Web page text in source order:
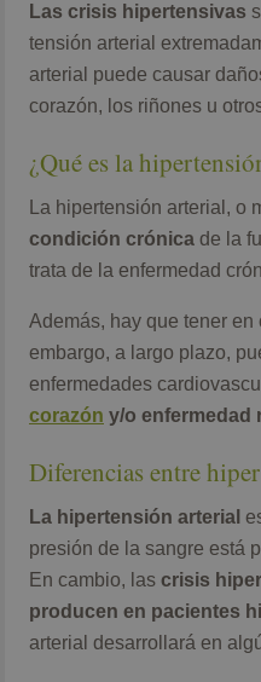
Las crisis hipertensivas
tensión arterial
arterial puede causar
corazón, los riñones u
¿Qué es la
La hipertensión arterial, o
condición crónica de la
trata de la enfermedad
Además, hay que tener
embargo, a largo plazo,
enfermedades
corazón y/o enfermedad
Diferencias entre
La hipertensión arterial
presión de la sangre está
En cambio, las crisis
producen en pacientes
arterial desarrollará en